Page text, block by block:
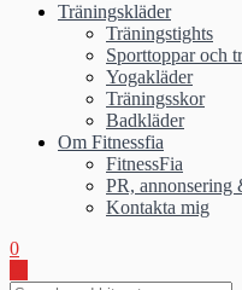
Träningskläder
Träningstights
Sporttoppar och
Yogakläder
Träningsskor
Badkläder
Om Fitnessfia
FitnessFia
PR, annonsering
Kontakta mig
0